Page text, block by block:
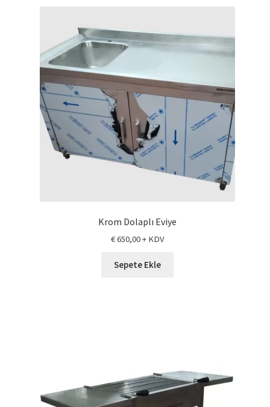
Krom Dolaplı Eviye
€650,00+ KDV
Sepete Ekle